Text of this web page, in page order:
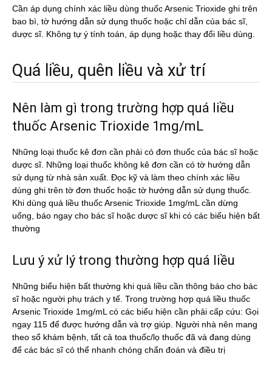
Cần áp dụng chính xác liều dùng thuốc Arsenic Trioxide ghi trên
bao bì, tờ hướng dẫn sử dụng thuốc hoặc chỉ dẫn của bác sĩ,
dược sĩ. Không tự ý tính toán, áp dụng hoặc thay đổi liều dùng.
Quá liều, quên liều và xử trí
Nên làm gì trong trường hợp quá liều
thuốc Arsenic Trioxide 1mg/mL
Những loại thuốc kê đơn cần phải có đơn thuốc của bác sĩ hoặc
dược sĩ. Những loại thuốc không kê đơn cần có tờ hướng dẫn
sử dụng từ nhà sản xuất. Đọc kỹ và làm theo chính xác liều
dùng ghi trên tờ đơn thuốc hoặc tờ hướng dẫn sử dụng thuốc.
Khi dùng quá liều thuốc Arsenic Trioxide 1mg/mL cần dừng
uống, báo ngay cho bác sĩ hoặc dược sĩ khi có các biểu hiện bất
thường
Lưu ý xử lý trong thường hợp quá liều
Những biểu hiện bất thường khi quá liều cần thông báo cho bác
sĩ hoặc người phụ trách y tế. Trong trường hợp quá liều thuốc
Arsenic Trioxide 1mg/mL có các biểu hiện cần phải cấp cứu: Gọi
ngay 115 để được hướng dẫn và trợ giúp. Người nhà nên mang
theo sổ khám bệnh, tất cả toa thuốc/lọ thuốc đã và đang dùng
để các bác sĩ có thể nhanh chóng chẩn đoán và điều trị